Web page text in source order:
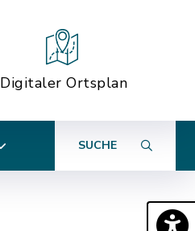
Digitaler Ortsplan
SUCHE